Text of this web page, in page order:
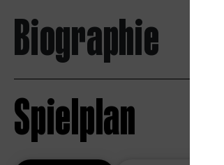
Biographie
Spielplan